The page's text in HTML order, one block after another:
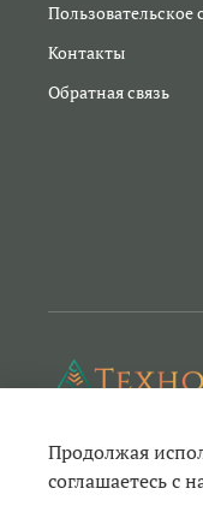
Пользовательское
Контакты
Обратная связь
© 2022-2026
Продолжая
соглашаетесь с